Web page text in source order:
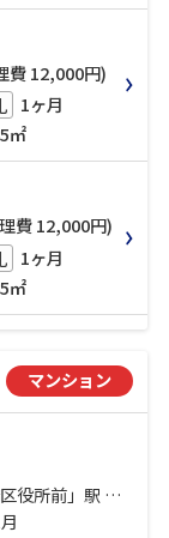
費 12,000円)
1ヶ月
㎡
費 12,000円)
1ヶ月
㎡
マンション
役所前」駅 徒